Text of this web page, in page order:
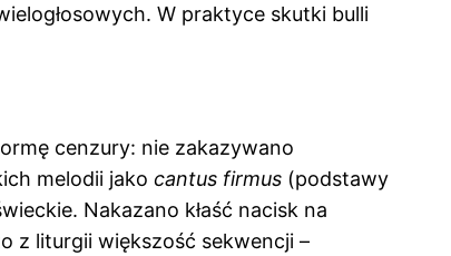
W praktyce skutki bulli
cenzury: nie zakazywano
melodii jako cantus firmus (podstawy
Nakazano kłaść nacisk na
z liturgii większość sekwencji –